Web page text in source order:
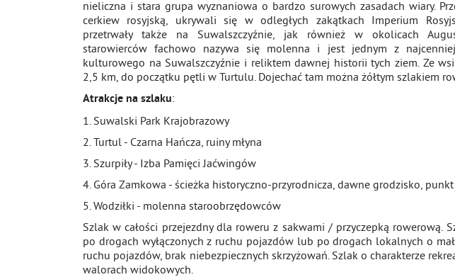
nieliczna i stara grupa wyznaniowa o bardzo surowych zasadach wiary.
cerkiew rosyjską, ukrywali się w odległych zakątkach Imperium
przetrwały także na Suwalszczyźnie, jak również w okolicach
starowierców fachowo nazywa się molenna i jest jednym z
kulturowego na Suwalszczyźnie i reliktem dawnej historii tych ziem. Ze
2,5 km, do początku pętli w Turtulu. Dojechać tam można żółtym szlakiem
Atrakcje na szlaku:
1. Suwalski Park Krajobrazowy
2. Turtul - Czarna Hańcza, ruiny młyna
3. Szurpiły - Izba Pamięci Jaćwingów
4. Góra Zamkowa - ścieżka historyczno-przyrodnicza, dawne grodzisko,
5. Wodziłki - molenna staroobrzędowców
Szlak w całości przejezdny dla roweru z sakwami / przyczepką rowerową.
po drogach wyłączonych z ruchu pojazdów lub po drogach lokalnych o
ruchu pojazdów, brak niebezpiecznych skrzyżowań. Szlak o charakterze
walorach widokowych.